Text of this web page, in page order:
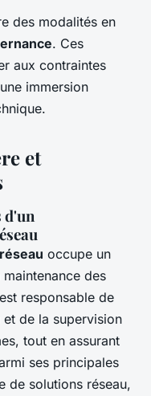
des modalités en
. Ces
aux contraintes
immersion
et
d'un
occupe un
des
responsable de
de la supervision
tout en assurant
ses principales
de solutions réseau,